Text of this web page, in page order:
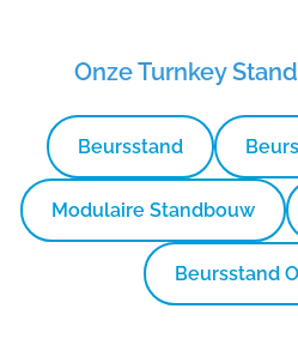
Onze Turnkey
Beursstand
Modulaire Standbouw
Beursstand